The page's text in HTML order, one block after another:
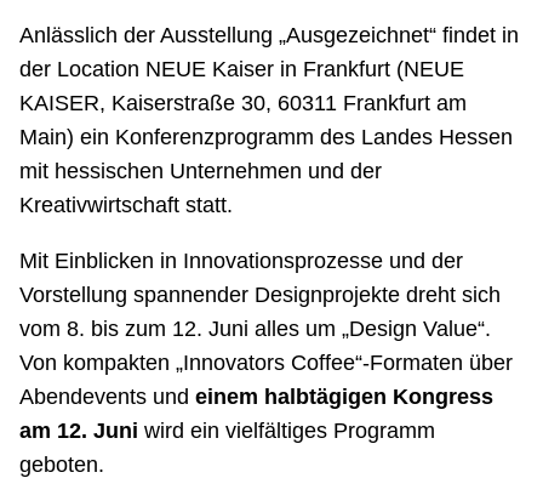
Anlässlich der Ausstellung „Ausgezeichnet“ findet in
der Location NEUE Kaiser in Frankfurt (NEUE
KAISER, Kaiserstraße 30, 60311 Frankfurt am
Main) ein Konferenzprogramm des Landes Hessen
mit hessischen Unternehmen und der
Kreativwirtschaft statt.
Mit Einblicken in Innovationsprozesse und der
Vorstellung spannender Designprojekte dreht sich
vom 8. bis zum 12. Juni alles um „Design Value“.
Von kompakten „Innovators Coffee“-Formaten über
Abendevents und einem halbtägigen Kongress
am 12. Juni wird ein vielfältiges Programm
geboten.